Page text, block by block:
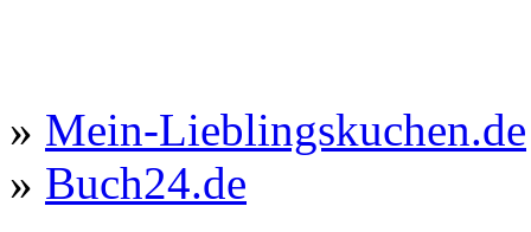
» Mein-Lieblingskuchen.de
» Buch24.de